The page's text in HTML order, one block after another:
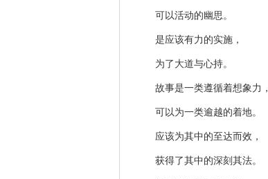
可以活动的幽思。
是应该有力的实施，
为了大道与心持。
故事是一类遵循着想象力，
可以为一类逾越的着地。
应该为其中的至达而效，
获得了其中的深刻其法。